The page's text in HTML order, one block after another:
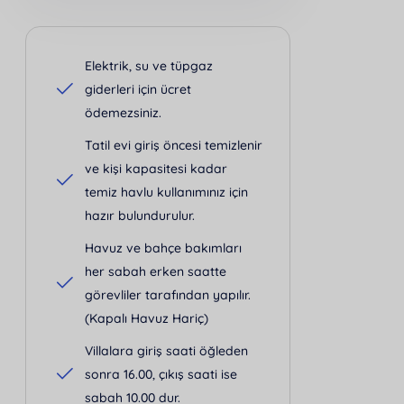
Elektrik, su ve tüpgaz
giderleri için ücret
ödemezsiniz.
Tatil evi giriş öncesi temizlenir
ve kişi kapasitesi kadar
temiz havlu kullanımınız için
hazır bulundurulur.
Havuz ve bahçe bakımları
her sabah erken saatte
görevliler tarafından yapılır.
(Kapalı Havuz Hariç)
Villalara giriş saati öğleden
sonra 16.00, çıkış saati ise
sabah 10.00 dur.